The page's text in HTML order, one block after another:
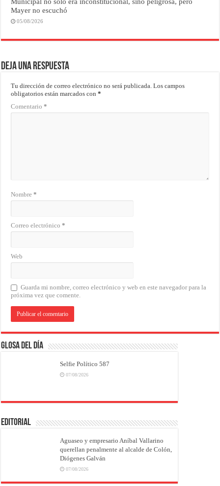
Mayer no escuchó
05/08/2026
Deja una respuesta
Tu dirección de correo electrónico no será publicada. Los campos
obligatorios están marcados con*
Comentario*
Nombre*
Correo electrónico*
Web
Guarda mi nombre, correo electrónico y web en este navegador para la
próxima vez que comente.
Glosa del Día
Selfie Político 587
07/08/2026
EDITORIAL
Aguaseo y empresario Aníbal Vallarino
querellan penalmente al alcalde de Colón,
Diógenes Galván
07/08/2026